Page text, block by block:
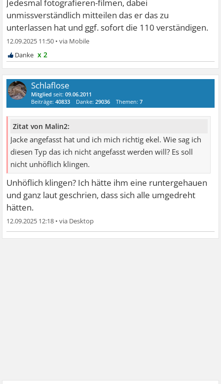
Jedesmal fotografieren-filmen, dabei
unmissverständlich mitteilen das er das zu
unterlassen hat und ggf. sofort die 110 verständigen.
12.09.2025 11:50 •
x 2
Schlaflose
Mitglied seit:09.06.2011
Beiträge:40833 Danke:29036 Themen:7
Zitat von Malin2:
Jacke angefasst hat und ich mich richtig ekel. Wie sag ich
diesen Typ das ich nicht angefasst werden will? Es soll
nicht unhöflich klingen.
Unhöflich klingen? Ich hätte ihm eine runtergehauen
und ganz laut geschrien, dass sich alle umgedreht
hätten.
12.09.2025 12:18 •